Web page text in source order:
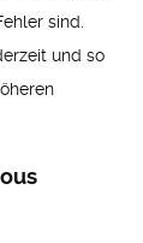
sind.
und so